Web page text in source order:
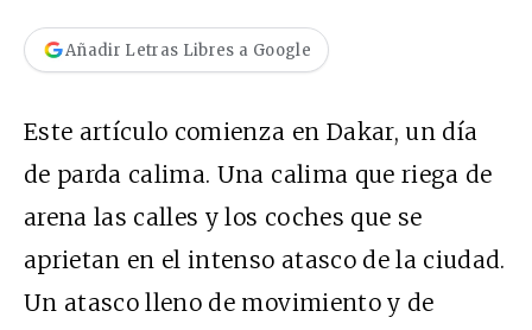
Añadir Letras Libres a Google
Este artículo comienza en Dakar, un día
de parda calima. Una calima que riega de
arena las calles y los coches que se
aprietan en el intenso atasco de la ciudad.
Un atasco lleno de movimiento y de